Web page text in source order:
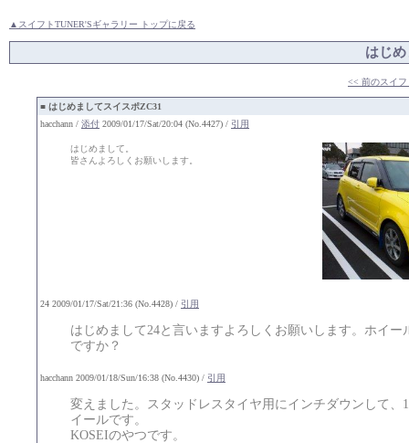
▲スイフトTUNER'Sギャラリー トップに戻る
はじ
<< 前のスイフ
■ はじめましてスイスポZC31
hacchann / 添付 2009/01/17/Sat/20:04 (No.4427) / 引用
はじめまして。
皆さんよろしくお願いします。
24 2009/01/17/Sat/21:36 (No.4428) / 引用
はじめまして24と言いますよろしくお願いします。ホイー
ですか？
hacchann 2009/01/18/Sun/16:38 (No.4430) / 引用
変えました。スタッドレスタイヤ用にインチダウンして
イールです。
KOSEIのやつです。